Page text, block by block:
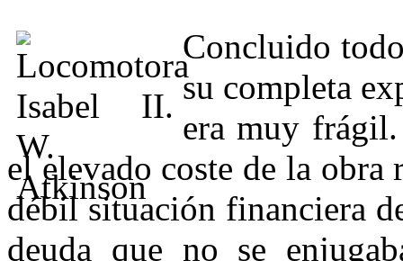
Concluido
su completa
era muy
el elevado coste de la obra
débil situación financiera
deuda que no se